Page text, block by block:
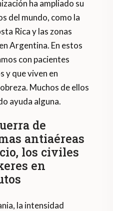
ha ampliado su
del mundo, como la
Rica y las zonas
Argentina. En estos
con pacientes
y que viven en
Muchos de ellos
ayuda alguna.
de
antiaéreas
los civiles
en
la intensidad